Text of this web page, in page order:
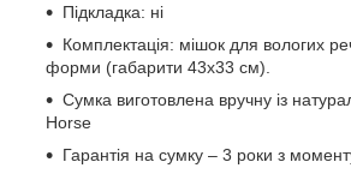
Підкладка: ні
Комплектація: мішок для вологих
форми (габарити 43х33 см).
Сумка виготовлена вручну із
Horse
Гарантія на сумку – 3 роки з